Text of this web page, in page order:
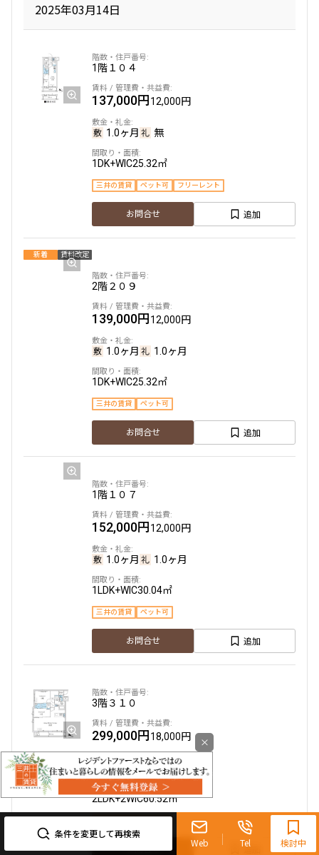
条件を変更して再検索
Web Tel
0120-321-719
9:30~18:00（水曜定休）
検討中
2025年03月14日
1階１０４
137,000円12,000円
1.0ヶ月 無
1DK+WIC25.32㎡
三井の賃貸 ペット可 フリーレント
お問合せ 追加
新着 賃料改定
2階２０９
139,000円12,000円
1.0ヶ月 1.0ヶ月
1DK+WIC25.32㎡
三井の賃貸 ペット可
お問合せ 追加
1階１０７
152,000円12,000円
1.0ヶ月 1.0ヶ月
1LDK+WIC30.04㎡
三井の賃貸 ペット可
お問合せ 追加
3階３１０
299,000円18,000円
1.0ヶ月 1.0ヶ月
2LDK+2WIC60.52㎡
お問合せ 追加
×